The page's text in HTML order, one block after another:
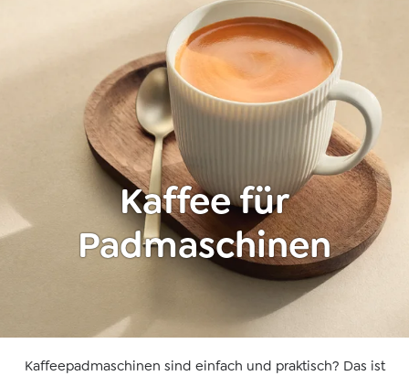
Kaffee für
Padmaschinen
Kaffeepadmaschinen sind einfach und praktisch? Das ist